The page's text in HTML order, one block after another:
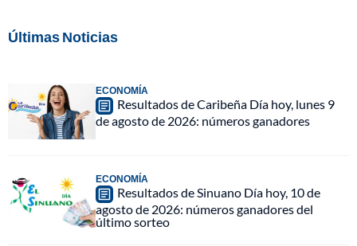
Últimas Noticias
ECONOMÍA
Resultados de Caribeña Día hoy, lunes 9
de agosto de 2026: números ganadores
ECONOMÍA
Resultados de Sinuano Día hoy, 10 de
agosto de 2026: números ganadores del
último sorteo